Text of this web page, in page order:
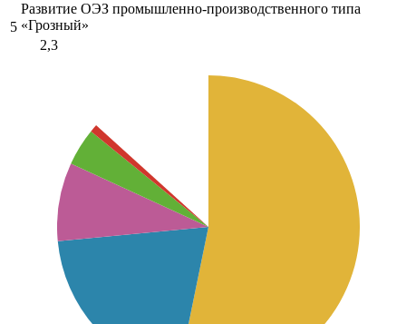
5
Развитие ОЭЗ промышленно-производственного типа
«Грозный»
2,3